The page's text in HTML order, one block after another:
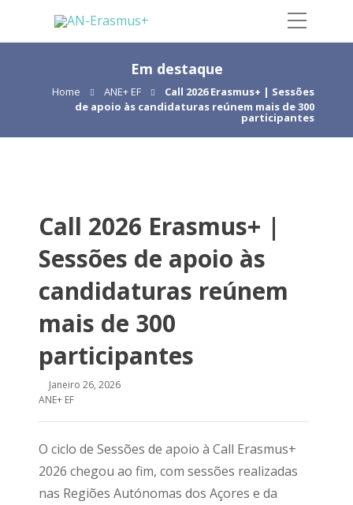
Em destaque
Home ANE+ EF
Call 2026 Erasmus+ | Sessões
de apoio às candidaturas reúnem mais de 300
participantes
Call 2026 Erasmus+ |
Sessões de apoio às
candidaturas reúnem
mais de 300
participantes
Janeiro 26, 2026
ANE+ EF
O ciclo de Sessões de apoio à Call Erasmus+
2026 chegou ao fim, com sessões realizadas
nas Regiões Autónomas dos Açores e da